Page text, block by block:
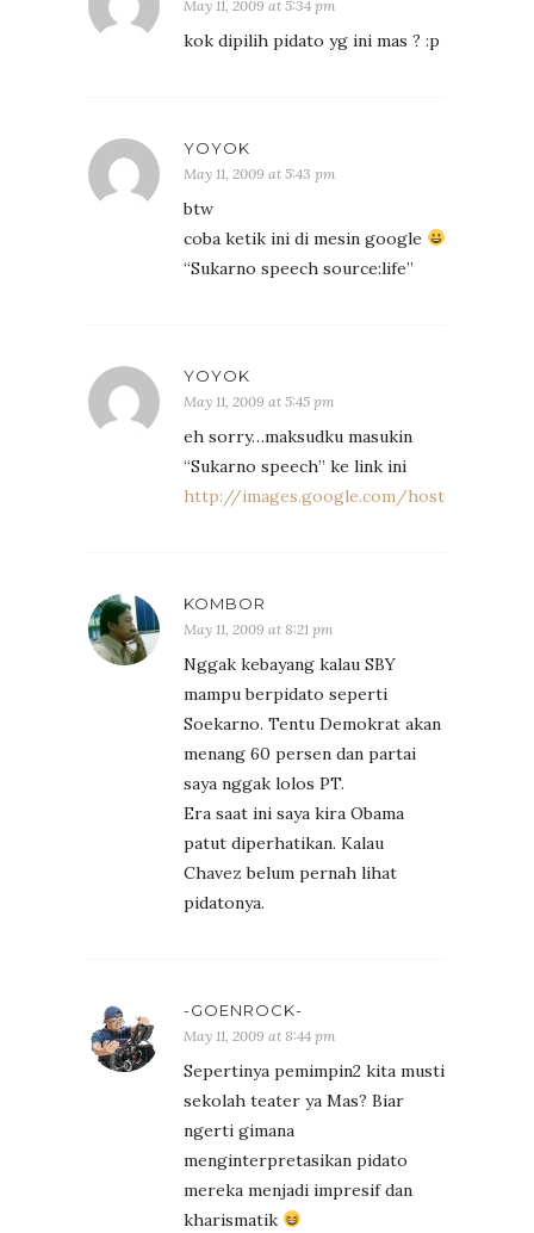
May 11, 2009 at 5:34 pm
kok dipilih pidato yg ini mas ? :p
YOYOK
May 11, 2009 at 5:43 pm
btw
coba ketik ini di mesin google
“Sukarno speech source:life”
YOYOK
May 11, 2009 at 5:45 pm
eh sorry…maksudku masukin
“Sukarno speech” ke link ini
http://images.google.com/hosted/life
KOMBOR
May 11, 2009 at 8:21 pm
Nggak kebayang kalau SBY
mampu berpidato seperti
Soekarno. Tentu Demokrat akan
menang 60 persen dan partai
saya nggak lolos PT.
Era saat ini saya kira Obama
patut diperhatikan. Kalau
Chavez belum pernah lihat
pidatonya.
-GOENROCK-
May 11, 2009 at 8:44 pm
Sepertinya pemimpin2 kita musti
sekolah teater ya Mas? Biar
ngerti gimana
menginterpretasikan pidato
mereka menjadi impresif dan
kharismatik